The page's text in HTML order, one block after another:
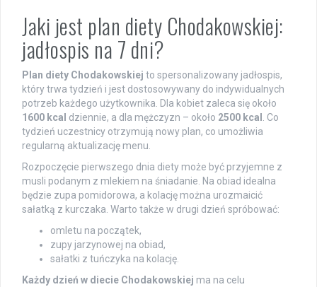
Jaki jest plan diety Chodakowskiej:
jadłospis na 7 dni?
Plan diety Chodakowskiej to spersonalizowany jadłospis,
który trwa tydzień i jest dostosowywany do indywidualnych
potrzeb każdego użytkownika. Dla kobiet zaleca się około
1600 kcal dziennie, a dla mężczyzn – około 2500 kcal
. Co
tydzień uczestnicy otrzymują nowy plan, co umożliwia
regularną aktualizację menu.
Rozpoczęcie pierwszego dnia diety może być przyjemne z
musli podanym z mlekiem na śniadanie. Na obiad idealna
będzie zupa pomidorowa, a kolację można urozmaicić
sałatką z kurczaka. Warto także w drugi dzień spróbować:
omletu na początek,
zupy jarzynowej na obiad,
sałatki z tuńczyka na kolację.
Każdy dzień w diecie Chodakowskiej ma na celu